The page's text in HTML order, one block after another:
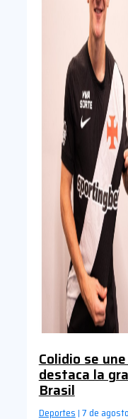
Colidio se
destaca la
Brasil
Deportes | 7 de